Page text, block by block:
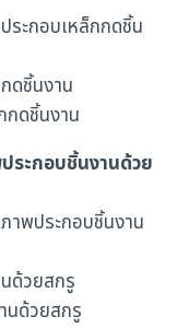
ระกอบเหล็กกดชิ้น
ดชิ้นงาน
กดชิ้นงาน
ระกอบชิ้นงานด้วย
าพประกอบชิ้นงาน
ด้วยสกรู
นด้วยสกรู